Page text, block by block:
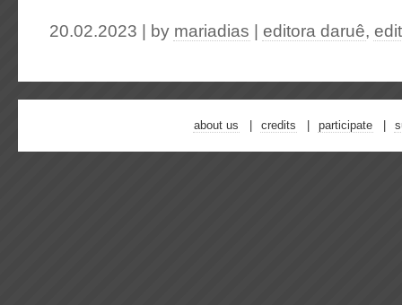
20.02.2023 | by mariadias editora daruê,
about us credits participate